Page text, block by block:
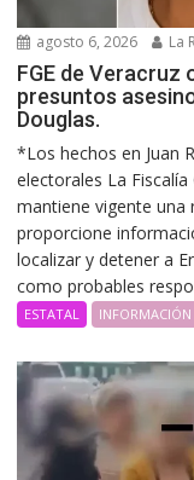
agosto 6, 2026 La
FGE de Veracruz
presuntos
Douglas.
*Los hechos en Juan
electorales La Fiscalía
mantiene vigente una
proporcione
localizar y detener a
como probables
ESTATAL INFORMACIÓN